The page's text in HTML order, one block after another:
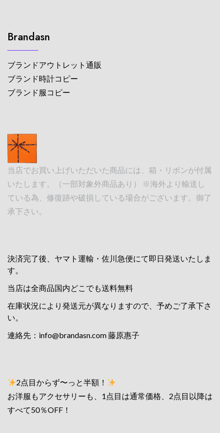
Brandasn
ブランドアウトレット通販
ブランド時計コピー
ブランド服コピー
当店でお買い上げいただいた商品には、箱・リボンが付属
いたします。（一部対象外商品あり） ※海外より輸送し
ている為、修復跡や破損している場合がございます。御了
承下さい。
決済完了後、ヤマト運輸・佐川急便にて即日発送いたしま
す。
当店は全商品国内どこでも送料無料
在庫状況により発送元が異なりますので、予めご了承下さ
い。
連絡先： info@brandasn.com藤原惠子
2点目からず〜っと半額！
お洋服もアクセサリーも、1点目は通常価格、2点目以降は
すべて50％OFF！